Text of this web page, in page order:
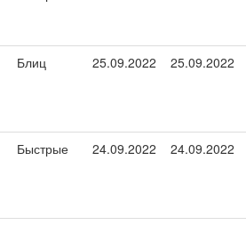
Блиц 25.09.2022 25.09.2022
Быстрые 24.09.2022 24.09.2022